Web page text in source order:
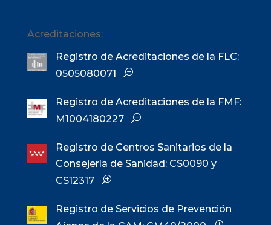
Acreditaciones:
Registro de Acreditaciones de la FLC:
0505080071
Registro de Acreditaciones de la FMF:
M1004180227
Registro de Centros Sanitarios de la
Consejería de Sanidad: CS0090 y
CS12317
Registro de Servicios de Prevención